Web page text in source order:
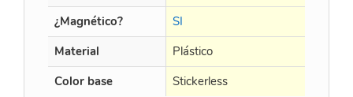
¿Magnético? SI
Material
Plástico
Color base
Stickerless